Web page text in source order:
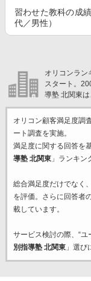
習わせた教科の成
代／男性）
オリコンラン
スタート。
導塾 北関東
オリコン顧客満足度調
ート調査を実施。
満足度に関する回答を
導塾 北関東」ランキン
総合満足度だけでなく
を評価。さらに回答者
載しています。
サービス検討の際、“ユ
別指導塾 北関東」選び